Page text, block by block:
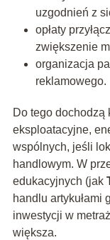
uzgodnień z
opłaty
zwiększenie
organizacja
reklamowego.
Do tego dochodzą
eksploatacyjne,
wspólnych, jeśli
handlowym. W
edukacyjnych (jak
handlu artykułami
inwestycji w
większa.